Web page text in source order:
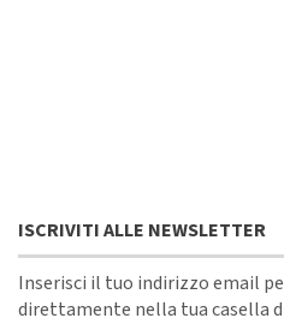
ISCRIVITI ALLE NEWSLETTER
Inserisci il tuo indirizzo email
direttamente nella tua casella